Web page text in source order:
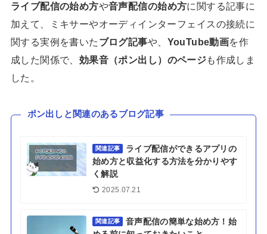
ライブ配信の始め方や音声配信の始め方に関する記事に
加えて、ミキサーやオーディインターフェイスの接続に
関する実例を書いた ブログ記事や、 YouTube動画を作
成した関係で、 効果音（ポン出し）のページも作成しま
した。
ポン出しと関連のあるブログ記事
関連記事
ライブ配信ができるアプリの
始め方と収益化する方法を分かりやす
く解説
2025.07.21
関連記事
音声配信の簡単な始め方！始